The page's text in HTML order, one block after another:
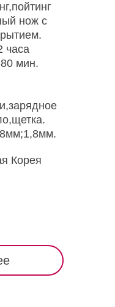
нож с
часа
мин.
Корея